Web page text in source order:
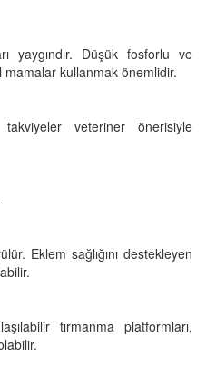
yaygındır. Düşük fosforlu ve
kullanmak önemlidir.
takviyeler veteriner önerisiyle
Eklem sağlığını destekleyen
tırmanma platformları,